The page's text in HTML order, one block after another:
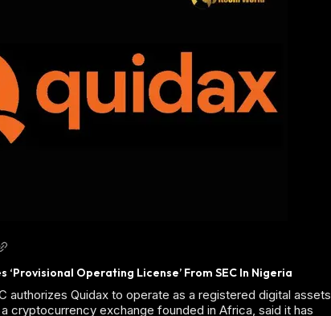
Operating License’ From SEC In Nigeria
authorizes Quidax to operate as a registered digital assets
cryptocurrency exchange founded in Africa, said it has